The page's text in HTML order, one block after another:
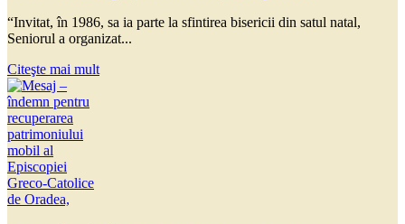
“Invitat, în 1986, sa ia parte la sfintirea bisericii din satul natal,
Seniorul a organizat...
Citeşte mai mult